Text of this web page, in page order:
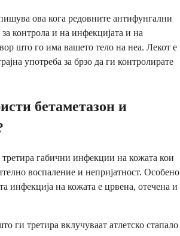
ова кога редовните антифунгални
контрола и на инфекцијата и на
што го има вашето тело на неа. Лекот е
употреба за брзо да ги контролирате
бетаметазон и
габични инфекции на кожата кои
воспаление и непријатност. Особено
инфекција на кожата е црвена, отечена и
ги третира вклучуваат атлетско стапало